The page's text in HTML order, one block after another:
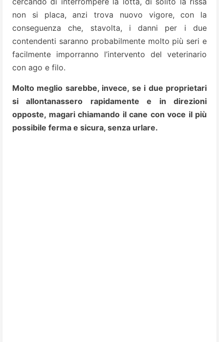
non si placa, anzi trova nuovo vigore, con la
conseguenza che, stavolta, i danni per i due
contendenti saranno probabilmente molto più seri e
facilmente imporranno l’intervento del veterinario
con ago e filo.
Molto meglio sarebbe, invece, se i due proprietari
si allontanassero rapidamente e in direzioni
opposte, magari chiamando il cane con voce il più
possibile ferma e sicura, senza urlare.